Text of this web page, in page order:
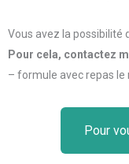
Vous avez la possibilité
Pour cela, contactez
– formule avec repas le
Pour